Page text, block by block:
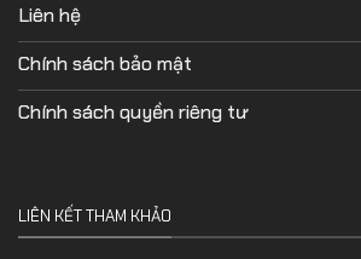
Liên hệ
Chính sách bảo mật
Chính sách quyền riêng tư
LIÊN KẾT THAM KHẢO